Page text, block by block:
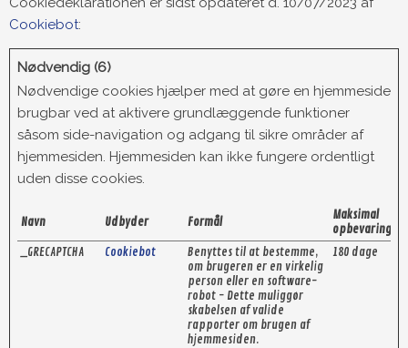
Cookiebot:
Nødvendig (6)
Nødvendige cookies hjælper med at gøre en hjemmeside
brugbar ved at aktivere grundlæggende funktioner
såsom side-navigation og adgang til sikre områder af
hjemmesiden. Hjemmesiden kan ikke fungere ordentligt
uden disse cookies.
Navn Udbyder Formål
Maksimal
_GRECAPTCHA
Cookiebot
Benyttes til at bestemme,
om brugeren er en virkelig
person eller en software-
robot - Dette muliggør
skabelsen af valide
rapporter om brugen af
hjemmesiden.
180 dage